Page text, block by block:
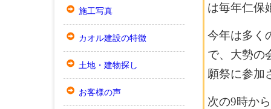
は毎年仁保
今年は多く
で、大勢の
願祭に参加
次の9時か
施工写真
カオル建設の特徴
土地・建物探し
お客様の声